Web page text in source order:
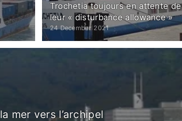
Trochetia toujours en attente de
leur « disturbance allowance »
24 December 2021
mer vers l’archipel